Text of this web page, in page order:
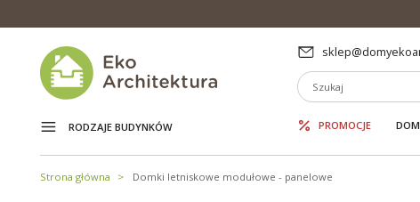
RODZAJE BUDYNKÓW PROMOCJE
Strona główna Domki letniskowe modułowe - panelowe